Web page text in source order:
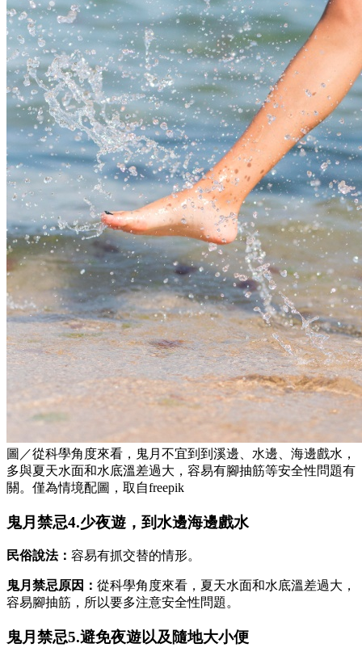
圖／從科學角度來看，鬼月不宜到到溪邊、水邊、海邊戲水，
多與夏天水面和水底溫差過大，容易有腳抽筋等安全性問題有
關。僅為情境配圖，取自freepik
鬼月禁忌4.少夜遊，到水邊海邊戲水
民俗說法： 容易有抓交替的情形。
鬼月禁忌原因： 從科學角度來看，夏天水面和水底溫差過大，
容易腳抽筋，所以要多注意安全性問題。
鬼月禁忌5.避免夜遊以及隨地大小便